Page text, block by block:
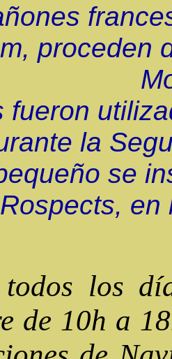
proceden
fueron
la
se
todos los
de 10h a